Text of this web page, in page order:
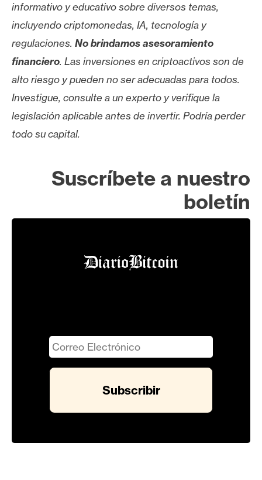
informativo y educativo sobre diversos temas,
incluyendo criptomonedas, IA, tecnología y
regulaciones. No brindamos asesoramiento
financiero. Las inversiones en criptoactivos son de
alto riesgo y pueden no ser adecuadas para todos.
Investigue, consulte a un experto y verifique la
legislación aplicable antes de invertir. Podría perder
todo su capital.
Suscríbete a nuestro
boletín